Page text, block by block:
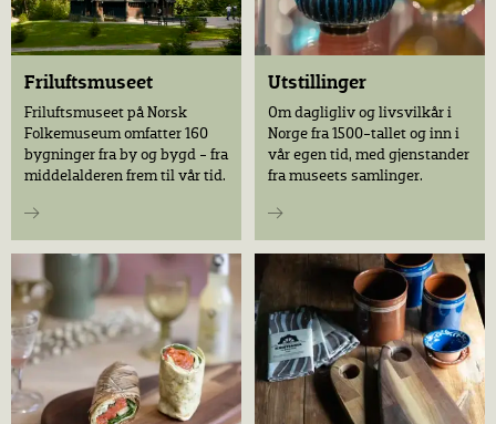
Friluftsmuseet
Friluftsmuseet på Norsk
Folkemuseum omfatter 160
bygninger fra by og bygd - fra
middelalderen frem til vår tid.
Utstillinger
Om dagligliv og livsvilkår i
Norge fra 1500-tallet og inn i
vår egen tid, med gjenstander
fra museets samlinger.